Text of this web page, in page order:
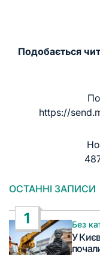
Подобається
https://
ОСТАННІ ЗАПИСИ
1
у
Без
У